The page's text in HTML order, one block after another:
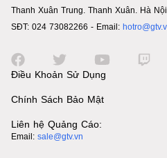
Thanh Xuân Trung. Thanh Xuân. Hà Nội
SĐT: 024 73082266 - Email:
Điều Khoản Sử Dụng
Chính Sách Bảo Mật
Liên hệ Quảng Cáo:
Email: sale@gtv.vn